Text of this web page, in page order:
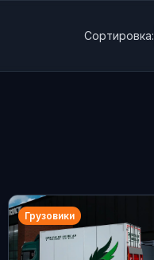
Сортировка:
Грузовики